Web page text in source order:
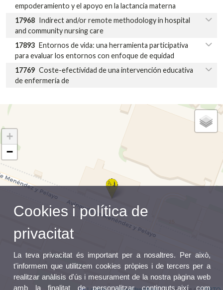
empoderamiento y el apoyo en la lactancia materna
17968 Indirect and/or remote methodology in hospital
and community nursing care
17893 Entornos de vida: una herramienta participativa
para evaluar los entornos con enfoque de equidad
17769 Coste-efectividad de una intervención educativa
de enfermería de
+
−
Cookies i política de
privacitat
La teva privacitat és important per a nosaltres. Per això,
t'informem que utilitzem cookies pròpies i de tercers per a
realitzar anàlisis d'ús i mesurament de la nostra pàgina web
amb la finalitat de personalitzar continguts,així com